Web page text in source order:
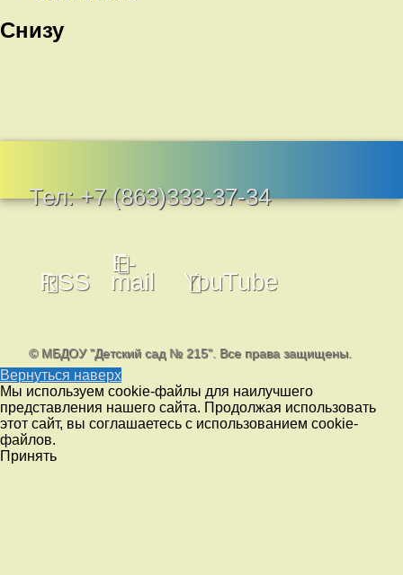
Снизу
Тел:+7 (863)333-37-34
RSS
E-
mail YouTube
© МБДОУ "Детский сад № 215". Все права защищены.
Вернуться наверх
Мы используем cookie-файлы для наилучшего
представления нашего сайта. Продолжая использовать
этот сайт, вы соглашаетесь с использованием cookie-
файлов.
Принять